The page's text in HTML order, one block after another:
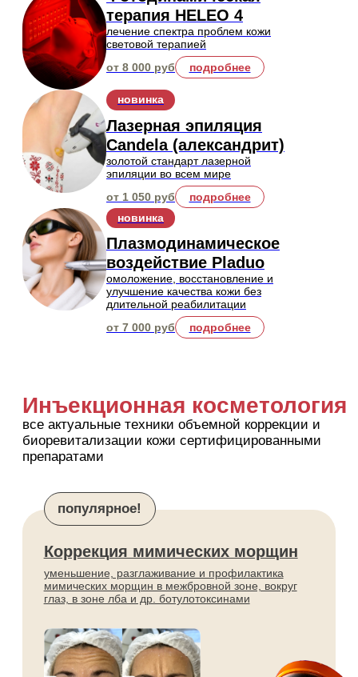
Контурная пластика
коррекция формы и объема скул,
губ, носогубных складок и других
зон
от 27 500 руб подробнее
Биоревитализация
инъекции гиалуроновой кислоты
для увлажнения и улучшения
тонуса кожи
от 16 000 руб подробнее
Коллагенотерапия
коллаген для восстановления
упругости кожи и уменьшения
видимости морщин
от 20 000 руб
подробнее
индивидуальные коктейли для
решения конкретных проблем
обогащенная тромбоцитами
плазма для омоложения и
улучшения качества кожи
от 14 000 руб подробнее
от 450 руб / ед.
подробнее
Удаление тату и татуажа
удаляем искусственные красители любых цветов
популярное!
Удаление любых татуировок
быстрее, чем на других лазерах, без шрамов
и рубцов